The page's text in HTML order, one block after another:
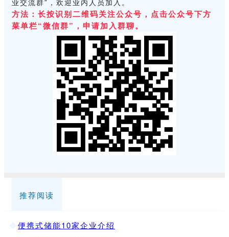
业交流群”，欢迎业内人员加入。
方法：长按识别二维码关注公众号，点击公众号下方
菜单栏“微信群”，申请加入群聊。
推荐阅读
便携式储能10家企业介绍